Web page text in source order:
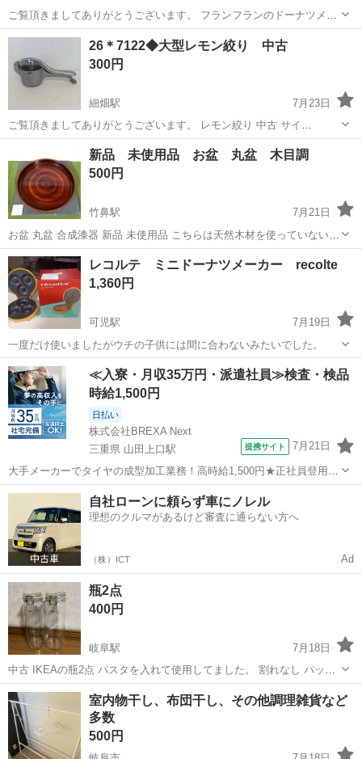
ご覧頂きましてありがとうございます。 フランフランのドーナツメー
カー 未使用品 電子レンジで簡単にドーナツがてきます。 プリンやバ
バロアなども作れます。 ■基本買取品のため購入時にご自分で商品状
態をご確認の上、ご...
岐阜 岐阜市 調理器具
26＊7122◆大型レモン絞り 中古
300円
細畑駅
7月23日
ご覧頂きましてありがとうございます。 レモン絞り 中古 サイ
ズ:30cm✕12cm✕高さ13cm ■中古品にご理解いただける方にご購入 お
願い致します。 ■基本買取品のため購入時にご自分で商品状態をご確
認の上、ご購...
岐阜市 細畑駅 調理器具
新品 未使用品 お盆 丸盆 木目調
500円
竹鼻駅
7月21日
お盆 丸盆 合成漆器 新品 未使用品 こちらは天然木材を使っていない合
成漆器のお盆です。漆のような光沢がありながら熱に強く、難燃性。
熱や冷気で劣化しないことから合成漆器は広く普及しています。 シン
プルな木目調。 □サイ...
岐阜 羽島市 調理器具
レコルテ ミニドーナツメーカー recolte
1,360円
可児駅
7月19日
一度だけ使いましたがウチの子供には間に合わないみたいでした。
岐阜 可児市 可児駅 調理器具
≪入寮・月収35万円・派遣社員≫検査・検品
時給1,500円
日払い
株式会社BREXA Next
三重県 山田上口駅
提携サイト 7月21日
大手メーカーでタイヤの成型加工業務！高時給1,500円★正社員登用制
度あり！ワンルーム寮完備！マイカー通勤OK！無料駐車場あり！《三
ス・RV車用を中心とした...
三重 伊勢市 山田上口駅 その他
自社ローンに頼らず車にノレル
理想のクルマがあるけど審査に通らない方へ
（株）ICT Ad
瓶2点
400円
岐阜駅
7月18日
中古 IKEAの瓶2点 パスタを入れて使用してました。 割れなし パッキ
ンの部分が汚れ、黄色く変色あり 神経質な方はご遠慮ください。 ノー
クレーム、ノーリターンでお願いします。 時間厳守‼️ 現金払い 発送は
していません。
岐阜 岐阜市 岐阜駅 調理器具
室内物干し、布団干し、その他調理雑貨など
多数
500円